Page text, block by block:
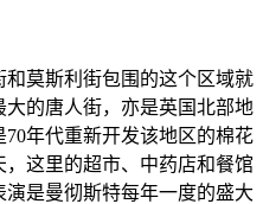
莫斯利街包围的这个区域就
的唐人街，亦是英国北部地
年代重新开发该地区的棉花
这里的超市、中药店和餐馆
是曼彻斯特每年一度的盛大